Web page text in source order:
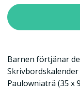
Barnen förtjänar
Paulowniaträ (35 x